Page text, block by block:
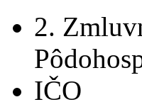
2.
IČO